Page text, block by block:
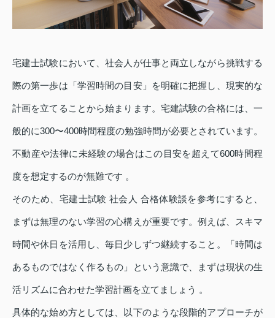
宅建士試験において、社会人が仕事と両立しながら挑戦する
際の第一歩は「学習時間の目安」を明確に把握し、現実的な
計画を立てることから始まります。宅建試験の合格には、一
般的に300〜400時間程度の勉強時間が必要とされています。
不動産や法律に未経験の場合はこの目安を超えて600時間程
度を想定するのが無難です 。
そのため、宅建士試験 社会人 合格体験談を参考にすると、
まずは無理のない学習の心構えが重要です。例えば、スキマ
時間や休日を活用し、毎日少しずつ継続すること。「時間は
あるものではなく作るもの」という意識で、まずは現状の生
活リズムに合わせた学習計画を立てましょう 。
具体的な始め方としては、以下のような段階的アプローチが